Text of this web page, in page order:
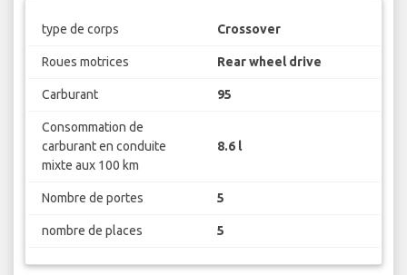
type de corps Crossover
Roues motrices Rear wheel drive
Carburant 95
Consommation de
carburant en conduite
mixte aux 100 km
8.6 l
Nombre de portes 5
nombre de places 5